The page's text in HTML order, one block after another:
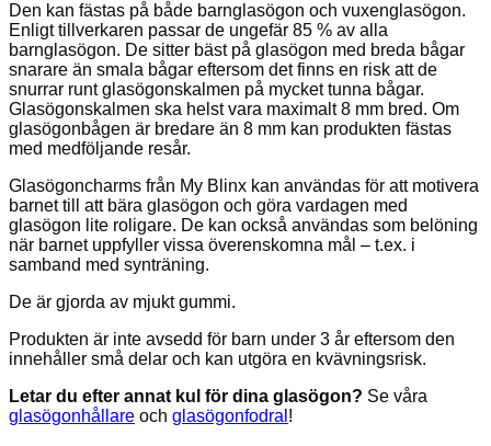
Den kan fästas på både barnglasögon och vuxenglasögon.
Enligt tillverkaren passar de ungefär 85 % av alla
barnglasögon. De sitter bäst på glasögon med breda bågar
snarare än smala bågar eftersom det finns en risk att de
snurrar runt glasögonskalmen på mycket tunna bågar.
Glasögonskalmen ska helst vara maximalt 8 mm bred. Om
glasögonbågen är bredare än 8 mm kan produkten fästas
med medföljande resår.
Glasögoncharms från My Blinx kan användas för att motivera
barnet till att bära glasögon och göra vardagen med
glasögon lite roligare. De kan också användas som belöning
när barnet uppfyller vissa överenskomna mål – t.ex. i
samband med synträning.
De är gjorda av mjukt gummi.
Produkten är inte avsedd för barn under 3 år eftersom den
innehåller små delar och kan utgöra en kvävningsrisk.
Letar du efter annat kul för dina glasögon? Se våra
glasögonhållare och glasögonfodral !